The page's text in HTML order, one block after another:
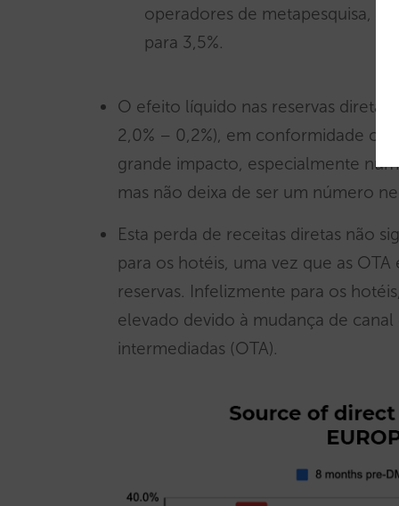
operadores de metapesquisa,
para 3,5%.
O efeito líquido nas reservas diretas
2,0% – 0,2%), em conformidade
grande impacto, especialmente
mas não deixa de ser um número
Esta perda de receitas diretas não
para os hotéis, uma vez que as
reservas. Infelizmente para os
elevado devido à mudança de canal
intermediadas (OTA).